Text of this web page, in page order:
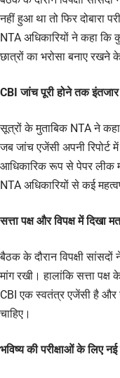
नहीं हुआ था तो फिर दोबारा
NTA अधिकारियों ने कहा
छात्रों का भरोसा बनाए रखने के
CBI जांच पूरी होने तक
सूत्रों के मुताबिक NTA ने
जब जांच एजेंसी अपनी रिपोर्ट
आधिकारिक रूप से पेपर लीक
NTA अधिकारियों से कई
सत्ता पक्ष और विपक्ष में दिखा
बैठक के दौरान विपक्षी
मांग रखी। हालांकि सत्ता
CBI एक स्वतंत्र एजेंसी है और
चाहिए।
भविष्य की परीक्षाओं के लिए नई